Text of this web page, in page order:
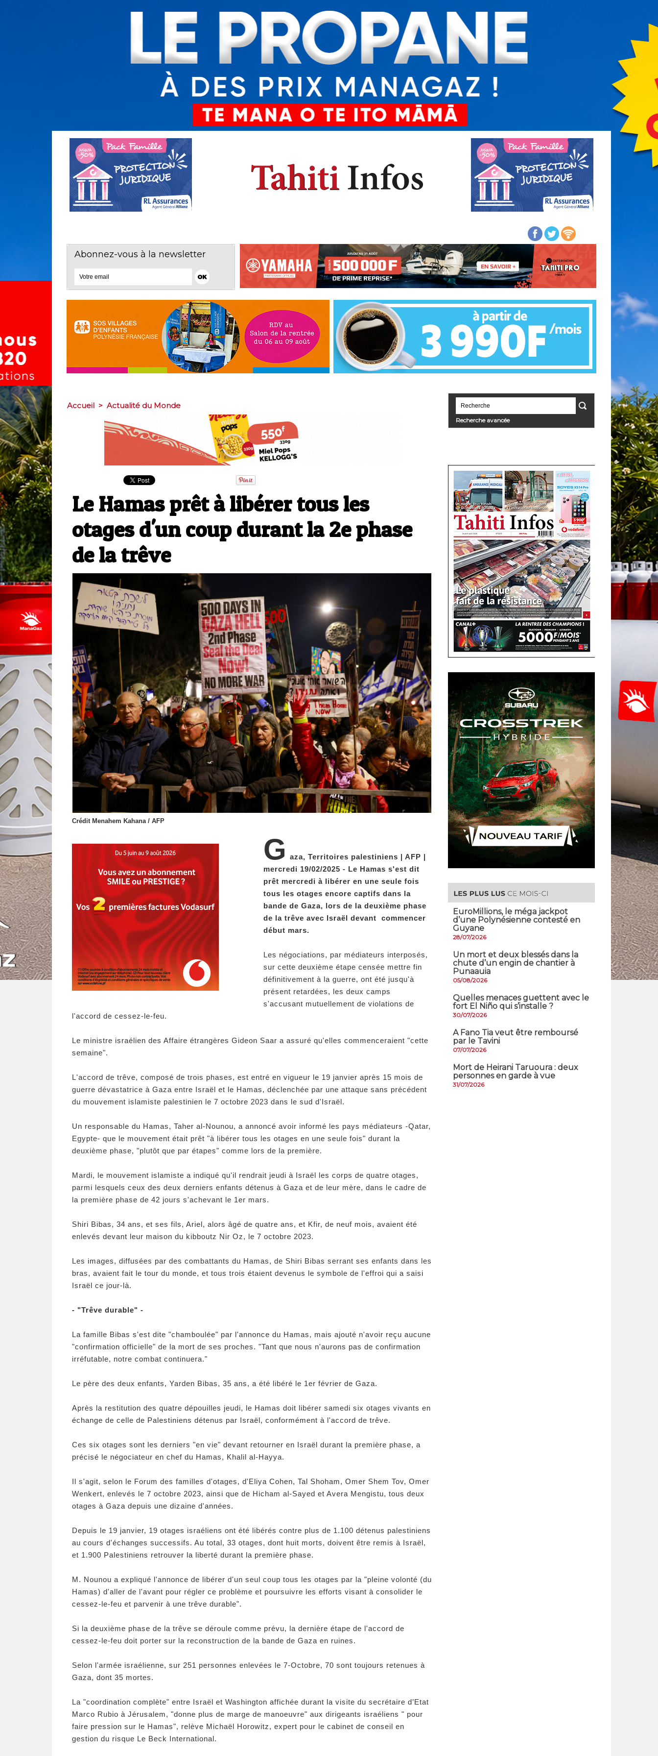
Abonnez-vous à la newsletter
Accueil > Actualité du Monde
Le Hamas prêt à libérer tous les
otages d'un coup durant la 2e phase
de la trêve
Crédit Menahem Kahana / AFP
G
aza, Territoires palestiniens | AFP |
mercredi 19/02/2025 - Le Hamas s'est dit
prêt mercredi à libérer en une seule fois
tous les otages encore captifs dans la
bande de Gaza, lors de la deuxième phase
de la trêve avec Israël devant commencer
début mars.
Les négociations, par médiateurs interposés,
sur cette deuxième étape censée mettre fin
définitivement à la guerre, ont été jusqu'à
présent retardées, les deux camps
s'accusant mutuellement de violations de
l'accord de cessez-le-feu.
Le ministre israélien des Affaire étrangères Gideon Saar a assuré qu'elles commenceraient "cette
semaine".
L'accord de trêve, composé de trois phases, est entré en vigueur le 19 janvier après 15 mois de
guerre dévastatrice à Gaza entre Israël et le Hamas, déclenchée par une attaque sans précédent
du mouvement islamiste palestinien le 7 octobre 2023 dans le sud d'Israël.
Un responsable du Hamas, Taher al-Nounou, a annoncé avoir informé les pays médiateurs -Qatar,
Egypte- que le mouvement était prêt "à libérer tous les otages en une seule fois" durant la
deuxième phase, "plutôt que par étapes" comme lors de la première.
Mardi, le mouvement islamiste a indiqué qu'il rendrait jeudi à Israël les corps de quatre otages,
parmi lesquels ceux des deux derniers enfants détenus à Gaza et de leur mère, dans le cadre de
la première phase de 42 jours s'achevant le 1er mars.
Shiri Bibas, 34 ans, et ses fils, Ariel, alors âgé de quatre ans, et Kfir, de neuf mois, avaient été
enlevés devant leur maison du kibboutz Nir Oz, le 7 octobre 2023.
Les images, diffusées par des combattants du Hamas, de Shiri Bibas serrant ses enfants dans les
bras, avaient fait le tour du monde, et tous trois étaient devenus le symbole de l'effroi qui a saisi
Israël ce jour-là.
- "Trêve durable" -
La famille Bibas s'est dite "chamboulée" par l'annonce du Hamas, mais ajouté n'avoir reçu aucune
"confirmation officielle" de la mort de ses proches. "Tant que nous n'aurons pas de confirmation
irréfutable, notre combat continuera."
Le père des deux enfants, Yarden Bibas, 35 ans, a été libéré le 1er février de Gaza.
Après la restitution des quatre dépouilles jeudi, le Hamas doit libérer samedi six otages vivants en
échange de celle de Palestiniens détenus par Israël, conformément à l'accord de trêve.
Ces six otages sont les derniers "en vie" devant retourner en Israël durant la première phase, a
précisé le négociateur en chef du Hamas, Khalil al-Hayya.
Il s'agit, selon le Forum des familles d'otages, d'Eliya Cohen, Tal Shoham, Omer Shem Tov, Omer
Wenkert, enlevés le 7 octobre 2023, ainsi que de Hicham al-Sayed et Avera Mengistu, tous deux
otages à Gaza depuis une dizaine d'années.
Depuis le 19 janvier, 19 otages israéliens ont été libérés contre plus de 1.100 détenus palestiniens
au cours d'échanges successifs. Au total, 33 otages, dont huit morts, doivent être remis à Israël,
et 1.900 Palestiniens retrouver la liberté durant la première phase.
M. Nounou a expliqué l'annonce de libérer d'un seul coup tous les otages par la "pleine volonté (du
Hamas) d'aller de l'avant pour régler ce problème et poursuivre les efforts visant à consolider le
cessez-le-feu et parvenir à une trêve durable".
Si la deuxième phase de la trêve se déroule comme prévu, la dernière étape de l'accord de
cessez-le-feu doit porter sur la reconstruction de la bande de Gaza en ruines.
Selon l'armée israélienne, sur 251 personnes enlevées le 7-Octobre, 70 sont toujours retenues à
Gaza, dont 35 mortes.
La "coordination complète" entre Israël et Washington affichée durant la visite du secrétaire d’Etat
Marco Rubio à Jérusalem, "donne plus de marge de manoeuvre" aux dirigeants israéliens " pour
faire pression sur le Hamas", relève Michaël Horowitz, expert pour le cabinet de conseil en
gestion du risque Le Beck International.
Recherche avancée
EuroMillions, ​le méga jackpot
d’une Polynésienne contesté en
Guyane
28/07/2026
​Un mort et deux blessés dans la
chute d’un engin de chantier à
Punaauia
05/08/2026
Quelles menaces guettent avec le
fort El Niño qui s’installe ?
30/07/2026
A Fano Tia veut être remboursé
par le Tavini
07/07/2026
Mort de Heirani Taruoura : deux
personnes en garde à vue
31/07/2026